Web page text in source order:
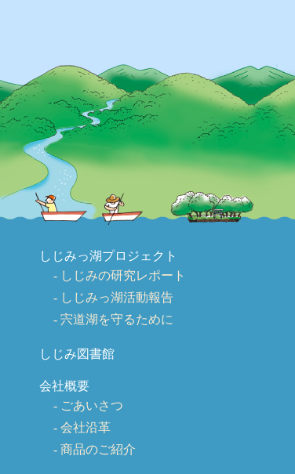
しじみっ湖プロジェクト
しじみの研究レポート
しじみっ湖活動報告
宍道湖を守るために
しじみ図書館
会社概要
ごあいさつ
会社沿革
商品のご紹介